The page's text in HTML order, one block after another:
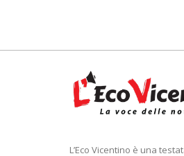
L’Eco Vicentino è una